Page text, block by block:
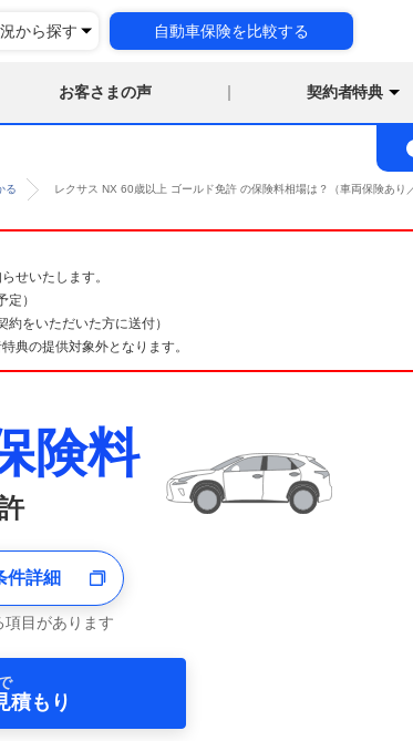
から探す 自動車保険を比較する
お客さまの声 契約者特典
る レクサス NX 60歳以上 ゴールド免許 の保険料相場は？（車両保険あり
せいたします。
）
をいただいた方に送付）
典の提供対象外となります。
険料
件詳細
項目があります
積もり